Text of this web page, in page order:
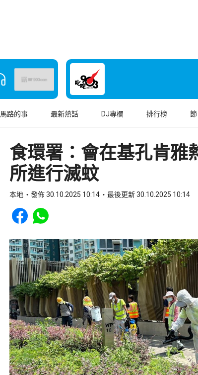
馬路的事 最新熱話 DJ專欄 排行榜
食環署：會在基孔肯雅
所進行滅蚊
本地 發佈 30.10.2025 10:14 最後更新 30.10.2025 10:14
Share to Facebook
Share to WhatsApp